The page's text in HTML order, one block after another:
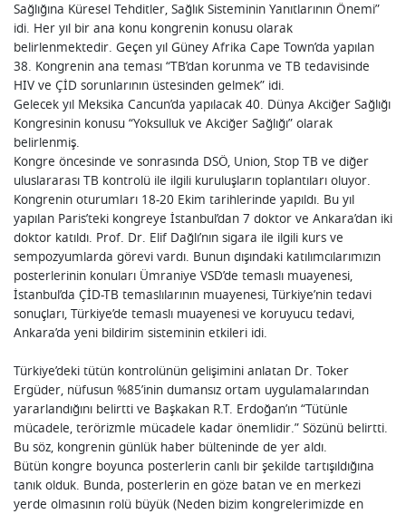
Sağlığına Küresel Tehditler, Sağlık Sisteminin Yanıtlarının Önemi”
idi. Her yıl bir ana konu kongrenin konusu olarak
belirlenmektedir. Geçen yıl Güney Afrika Cape Town’da yapılan
38. Kongrenin ana teması “TB’dan korunma ve TB tedavisinde
HIV ve ÇİD sorunlarının üstesinden gelmek” idi.
Gelecek yıl Meksika Cancun’da yapılacak 40. Dünya Akciğer Sağlığı
Kongresinin konusu “Yoksulluk ve Akciğer Sağlığı” olarak
belirlenmiş.
Kongre öncesinde ve sonrasında DSÖ, Union, Stop TB ve diğer
uluslararası TB kontrolü ile ilgili kuruluşların toplantıları oluyor.
Kongrenin oturumları 18-20 Ekim tarihlerinde yapıldı. Bu yıl
yapılan Paris’teki kongreye İstanbul’dan 7 doktor ve Ankara’dan iki
doktor katıldı. Prof. Dr. Elif Dağlı’nın sigara ile ilgili kurs ve
sempozyumlarda görevi vardı. Bunun dışındaki katılımcılarımızın
posterlerinin konuları Ümraniye VSD’de temaslı muayenesi,
İstanbul’da ÇİD-TB temaslılarının muayenesi, Türkiye’nin tedavi
sonuçları, Türkiye’de temaslı muayenesi ve koruyucu tedavi,
Ankara’da yeni bildirim sisteminin etkileri idi.
Türkiye’deki tütün kontrolünün gelişimini anlatan Dr. Toker
Ergüder, nüfusun %85’inin dumansız ortam uygulamalarından
yararlandığını belirtti ve Başkakan R.T. Erdoğan’ın “Tütünle
mücadele, terörizmle mücadele kadar önemlidir.” Sözünü belirtti.
Bu söz, kongrenin günlük haber bülteninde de yer aldı.
Bütün kongre boyunca posterlerin canlı bir şekilde tartışıldığına
tanık olduk. Bunda, posterlerin en göze batan ve en merkezi
yerde olmasının rolü büyük (Neden bizim kongrelerimizde en